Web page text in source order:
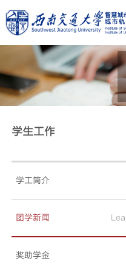
学生工作
学工简介
团学新闻
奖助学金